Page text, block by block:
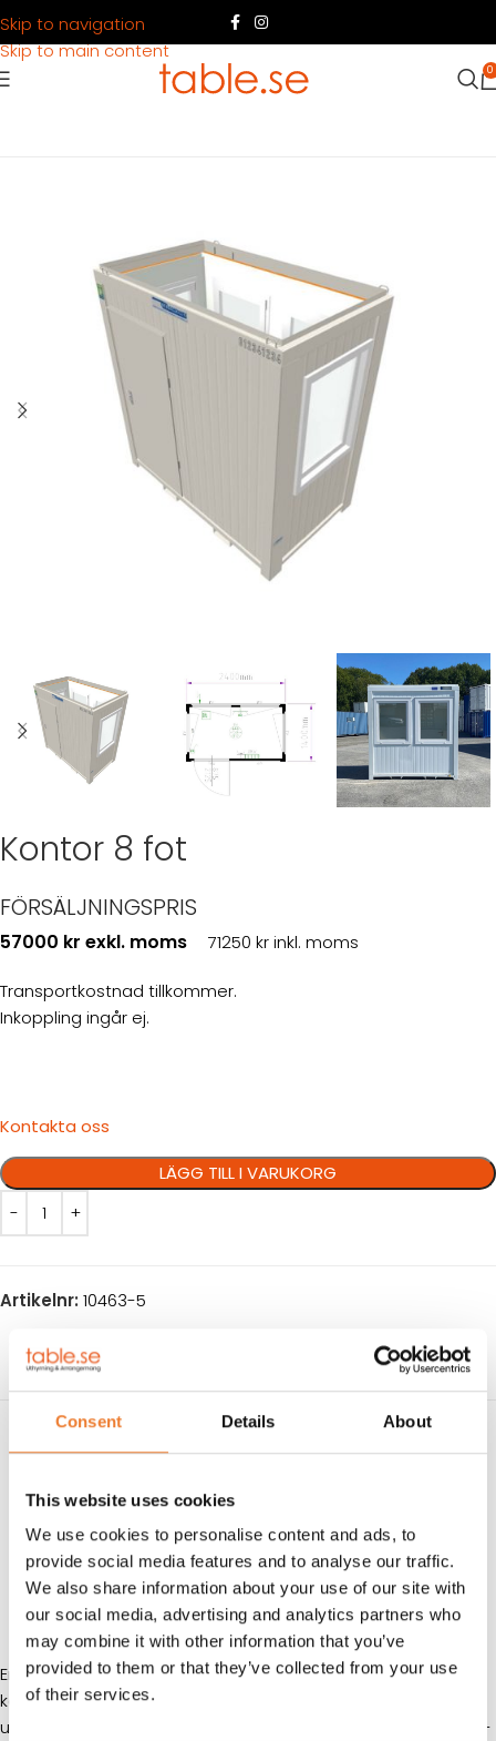
Consent Details About
This website uses cookies
We use cookies to personalise content and ads, to
provide social media features and to analyse our traffic.
We also share information about your use of our site with
our social media, advertising and analytics partners who
may combine it with other information that you’ve
provided to them or that they’ve collected from your use
of their services.
Skip to navigation
Skip to main content
0
Container Köpa container Kontorsbodar
Kontor 8 fot
FÖRSÄLJNINGSPRIS
57000 kr exkl. moms 71250 kr inkl. moms
Transportkostnad tillkommer.
Inkoppling ingår ej.
Kontakta oss
LÄGG TILL I VARUKORG
Artikelnr:10463-5
BESKRIVNING
TEKNISK INFORMATION
FÖRSÄLJNINGSVILLKOR
KUNDTJÄNST
Enkel och kompakt lösning för behov av mobilt eller tillfälligt
kontor. Försedd med fyra fönster passar denna kontorsbod
utmärkt som vaktkur eller övervakningsplats. Med plats för 1-